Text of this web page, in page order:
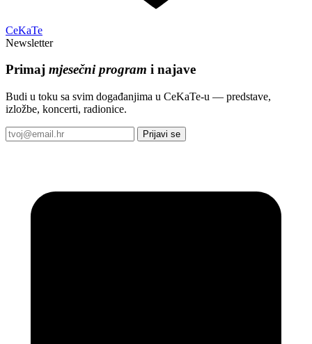
CeKaTe
Newsletter
Primaj mjesečni program i najave
Budi u toku sa svim događanjima u CeKaTe-u — predstave,
izložbe, koncerti, radionice.
Prijavi se